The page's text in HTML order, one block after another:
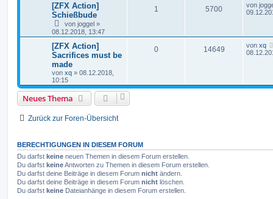
[ZFX Action]
Schießbude
von joggel »
08.12.2018, 13:47
1 5700 von
[ZFX Action]
Sacrifices must be
made
von xq » 08.12.2018,
10:15
0 14649 von xq
Neues Thema
Zurück zur Foren-Übersicht
BERECHTIGUNGEN IN DIESEM FORUM
Du darfst keine neuen Themen in diesem Forum erstellen.
Du darfst keineAntworten zu Themen in diesem Forum erstellen.
Du darfst deine Beiträge in diesem Forum nicht ändern.
Du darfst deine Beiträge in diesem Forum nicht löschen.
Du darfst keine Dateianhänge in diesem Forum erstellen.